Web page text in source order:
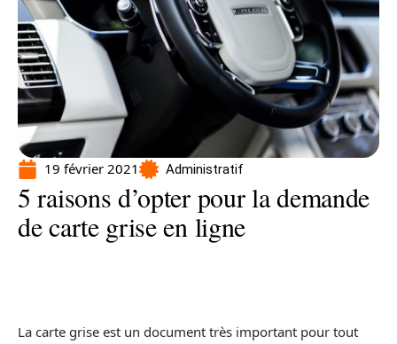
19 février 2021 Administratif
5 raisons d’opter pour la demande
de carte grise en ligne
La carte grise est un document très important pour tout